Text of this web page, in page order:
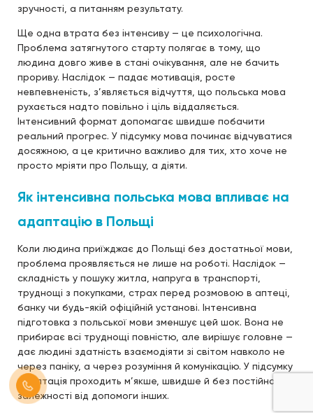
зручності, а питанням результату.
Ще одна втрата без інтенсиву — це психологічна.
Проблема затягнутого старту полягає в тому, що
людина довго живе в стані очікування, але не бачить
прориву. Наслідок — падає мотивація, росте
невпевненість, з’являється відчуття, що польська мова
рухається надто повільно і ціль віддаляється.
Інтенсивний формат допомагає швидше побачити
реальний прогрес. У підсумку мова починає відчуватися
досяжною, а це критично важливо для тих, хто хоче не
просто мріяти про Польщу, а діяти.
Як інтенсивна польська мова впливає на
адаптацію в Польщі
Коли людина приїжджає до Польщі без достатньої мови,
проблема проявляється не лише на роботі. Наслідок —
складність у пошуку житла, напруга в транспорті,
труднощі з покупками, страх перед розмовою в аптеці,
банку чи будь-якій офіційній установі. Інтенсивна
підготовка з польської мови зменшує цей шок. Вона не
прибирає всі труднощі повністю, але вирішує головне —
дає людині здатність взаємодіяти зі світом навколо не
через паніку, а через розуміння й комунікацію. У підсумку
адаптація проходить м’якше, швидше й без постійної
залежності від допомоги інших.